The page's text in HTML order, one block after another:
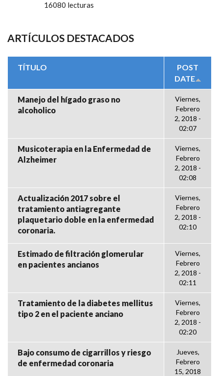
16080 lecturas
ARTÍCULOS DESTACADOS
TÍTULO
POST
DATE
Manejo del hígado graso no
alcoholico
Viernes,
Febrero
2, 2018 -
02:07
Musicoterapia en la Enfermedad de
Alzheimer
Viernes,
Febrero
2, 2018 -
02:08
Actualización 2017 sobre el
tratamiento antiagregante
plaquetario doble en la enfermedad
coronaria.
Viernes,
Febrero
2, 2018 -
02:10
Estimado de filtración glomerular
en pacientes ancianos
Viernes,
Febrero
2, 2018 -
02:11
Tratamiento de la diabetes mellitus
tipo 2 en el paciente anciano
Viernes,
Febrero
2, 2018 -
02:20
Bajo consumo de cigarrillos y riesgo
de enfermedad coronaria
Jueves,
Febrero
15, 2018